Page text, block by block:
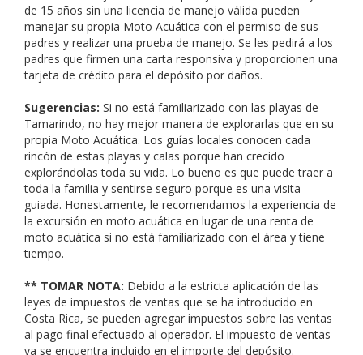
de 15 años sin una licencia de manejo válida pueden
manejar su propia Moto Acuática con el permiso de sus
padres y realizar una prueba de manejo. Se les pedirá a los
padres que firmen una carta responsiva y proporcionen una
tarjeta de crédito para el depósito por daños.
Sugerencias: Si no está familiarizado con las playas de
Tamarindo, no hay mejor manera de explorarlas que en su
propia Moto Acuática. Los guías locales conocen cada
rincón de estas playas y calas porque han crecido
explorándolas toda su vida. Lo bueno es que puede traer a
toda la familia y sentirse seguro porque es una visita
guiada. Honestamente, le recomendamos la experiencia de
la excursión en moto acuática en lugar de una renta de
moto acuática si no está familiarizado con el área y tiene
tiempo.
** TOMAR NOTA: Debido a la estricta aplicación de las
leyes de impuestos de ventas que se ha introducido en
Costa Rica, se pueden agregar impuestos sobre las ventas
al pago final efectuado al operador. El impuesto de ventas
ya se encuentra incluido en el importe del depósito.